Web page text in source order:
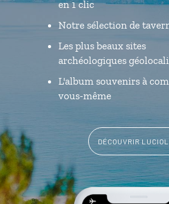
en 1 clic
Notre sélection de
Les plus beaux sites
archéologiques
L'album souvenirs à
vous-même
DÉCOUVRIR